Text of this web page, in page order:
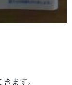
ます。